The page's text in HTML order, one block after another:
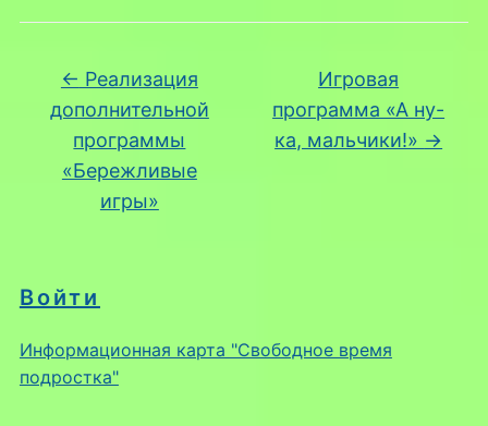
Войти
Информационная карта "Свободное время
подростка"
← Реализация
дополнительной
программы
«Бережливые
игры»
Игровая
программа «А ну-
ка, мальчики!» →